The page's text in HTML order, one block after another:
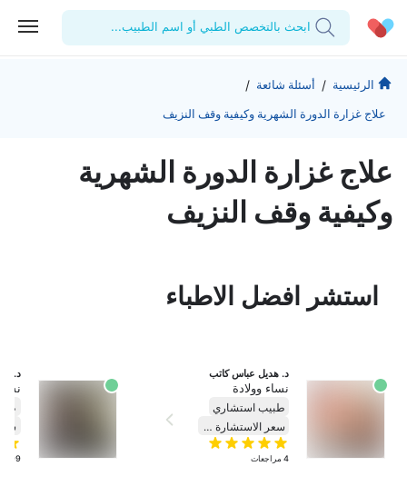
ابحث بالتخصص الطبي أو اسم الطبيب...
الحساب الشخصي
استشاراتي
الوصفات الطبية
اختبارات المعمل
تسجيل الخروج
الشركة
من نحن؟ للأطباء
للمنشآت المدونة
المقالات الطبية
الرئيسية / أسئلة شائعة /
علاج غزارة الدورة الشهرية وكيفية وقف النزيف
علاج غزارة الدورة الشهرية
وكيفية وقف النزيف
استشر افضل الاطباء
د. هديل عباس كاتب
نساء وولادة
طبيب استشاري
سعر الاستشارة ٢٣٠
4 مراجعات
د.
99